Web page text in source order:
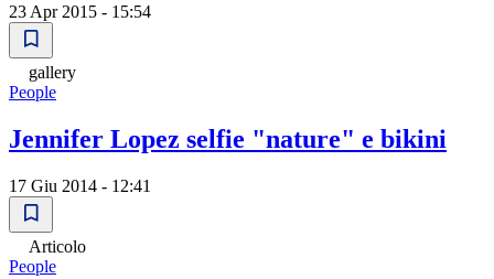
23 Apr 2015 - 15:54
gallery
People
Jennifer Lopez selfie "nature" e bikini
17 Giu 2014 - 12:41
Articolo
People